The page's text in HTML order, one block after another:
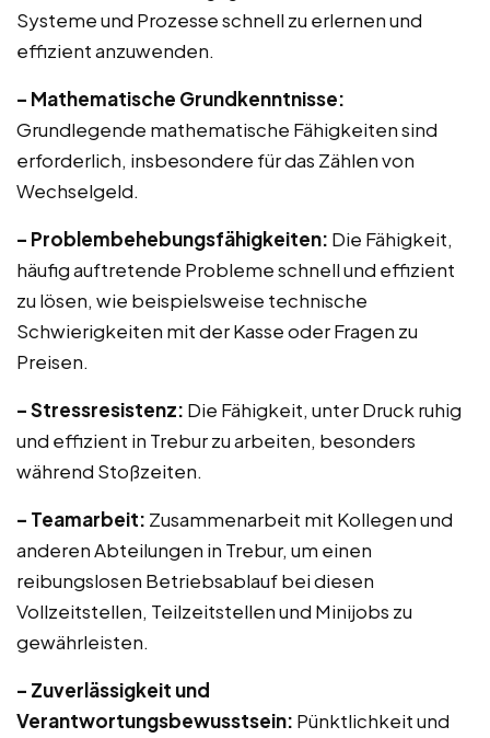
Systeme und Prozesse schnell zu erlernen und
effizient anzuwenden.
– Mathematische Grundkenntnisse:
Grundlegende mathematische Fähigkeiten sind
erforderlich, insbesondere für das Zählen von
Wechselgeld.
– Problembehebungsfähigkeiten: Die Fähigkeit,
häufig auftretende Probleme schnell und effizient
zu lösen, wie beispielsweise technische
Schwierigkeiten mit der Kasse oder Fragen zu
Preisen.
– Stressresistenz: Die Fähigkeit, unter Druck ruhig
und effizient in Trebur zu arbeiten, besonders
während Stoßzeiten.
– Teamarbeit: Zusammenarbeit mit Kollegen und
anderen Abteilungen in Trebur, um einen
reibungslosen Betriebsablauf bei diesen
Vollzeitstellen, Teilzeitstellen und Minijobs zu
gewährleisten.
– Zuverlässigkeit und
Verantwortungsbewusstsein: Pünktlichkeit und